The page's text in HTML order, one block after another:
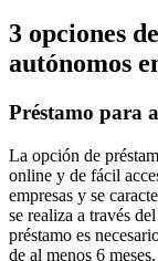
3 opciones
autónomos
Préstamo para
La opción de
online y de fácil
empresas y se
se realiza a través
préstamo es
de al menos 6